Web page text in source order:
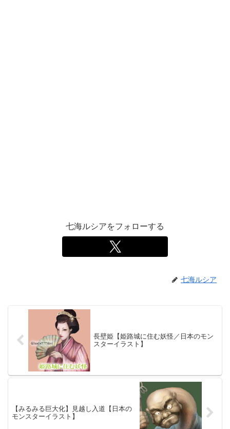
七海ルシアをフォローする
七海ルシア
長壁姫【姫路城に住む妖怪／日本のモン
スターイラスト】
【みるみる巨大化】見越し入道【日本の
モンスターイラスト】